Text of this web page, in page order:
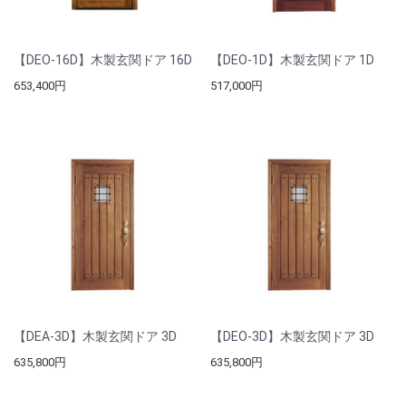
【DEO-16D】木製玄関ドア 16D
653,400円
【DEO-1D】木製玄関ドア 1D
517,000円
【DEA-3D】木製玄関ドア 3D
635,800円
【DEO-3D】木製玄関ドア 3D
635,800円